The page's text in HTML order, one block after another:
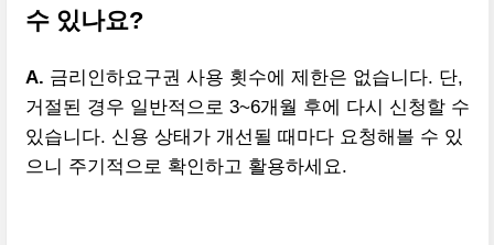
수 있나요?
A. 금리인하요구권 사용 횟수에 제한은 없습니다. 단,
거절된 경우 일반적으로 3~6개월 후에 다시 신청할 수
있습니다. 신용 상태가 개선될 때마다 요청해볼 수 있
으니 주기적으로 확인하고 활용하세요.